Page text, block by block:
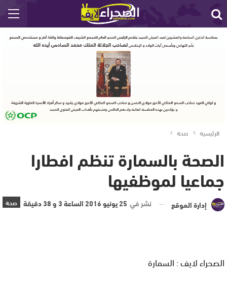
الرئيسية صحة
الصحة بالسمارة تنظم افطارا
جماعيا لموظفيها
صحة إدارة الموقع نشر في 25 يونيو 2016 الساعة 3 و 38 دقيقة
الصحراء لايف : السمارة